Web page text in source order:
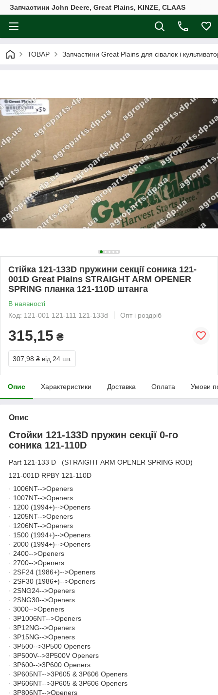
Запчастини John Deere, Great Plains, KINZE, CLAAS
ТОВАР Запчастини Great Plains для сівалок і
Стійка 121-133D пружини секції соника 121-
001D Great Plains STRAIGHT ARM OPENER
SPRING планка 121-110D штанга
В наявності
Код: 121-001 121-111 121-133d
Опт і роздріб
315,15 ₴
307,98 ₴ від 24 шт.
Опис Характеристики Доставка Оплата Умови
Опис
Стойки 121-133D пружин секції 0-го
соника 121-110D
Part 121-133 D (STRAIGHT ARM OPENER SPRING ROD)
121-001D RPBY 121-110D
· 1006NT-->Openers
· 1007NT-->Openers
· 1200 (1994+)-->Openers
· 1205NT-->Openers
· 1206NT-->Openers
· 1500 (1994+)-->Openers
· 2000 (1994+)-->Openers
· 2400-->Openers
· 2700-->Openers
· 2SF24 (1986+)-->Openers
· 2SF30 (1986+)-->Openers
· 2SNG24-->Openers
· 2SNG30-->Openers
· 3000-->Openers
· 3P1006NT-->Openers
· 3P12NG-->Openers
· 3P15NG-->Openers
· 3P500-->3P500 Openers
· 3P500V-->3P500V Openers
· 3P600-->3P600 Openers
· 3P605NT-->3P605 & 3P606 Openers
· 3P606NT-->3P605 & 3P606 Openers
· 3P806NT-->Openers